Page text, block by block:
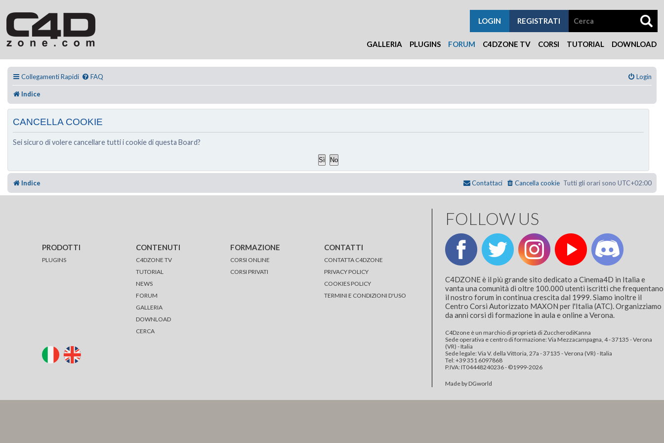
GALLERIA PLUGINS FORUM C4DZONE TV CORSI TUTORIAL DOWNLOAD
REGISTRATI
LOGIN
Collegamenti Rapidi FAQ Login
Indice
CANCELLA COOKIE
Sei sicuro di volere cancellare tutti i cookie di questa Board?
Indice Tutti gli orari sono UTC+02:00
Cancella cookie
Contattaci
PRODOTTI
PLUGINS
CONTENUTI
C4DZONE TV
TUTORIAL
NEWS
FORUM
GALLERIA
DOWNLOAD
CERCA
FORMAZIONE
CORSI ONLINE
CORSI PRIVATI
CONTATTI
CONTATTA C4DZONE
PRIVACY POLICY
COOKIES POLICY
TERMINI E CONDIZIONI D'USO
FOLLOW US
C4DZONE è il più grande sito dedicato a Cinema4D in Italia e
vanta una comunità di oltre 100.000 utenti iscritti che frequentano
il nostro forum in continua crescita dal 1999. Siamo inoltre il
Centro Corsi Autorizzato MAXON per l'Italia (ATC). Organizziamo
da anni corsi di formazione in aula e online a Verona.
C4Dzone è un marchio di proprietà di ZuccherodiKanna
Sede operativa e centro di formazione: Via Mezzacampagna, 4 - 37135 - Verona
(VR) - Italia
Sede legale: Via V. della Vittoria, 27a - 37135 - Verona (VR) - Italia
Tel: +39 351 6097868‬
P.IVA: IT04448240236 - ©1999-2026
Made by DGworld